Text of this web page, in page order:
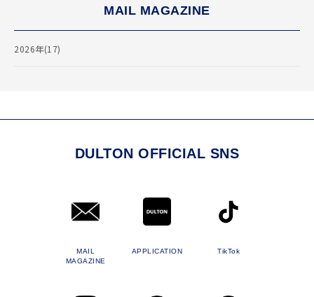
MAIL MAGAZINE
2026年(17)
DULTON OFFICIAL SNS
MAIL
MAGAZINE
APPLICATION TikTok